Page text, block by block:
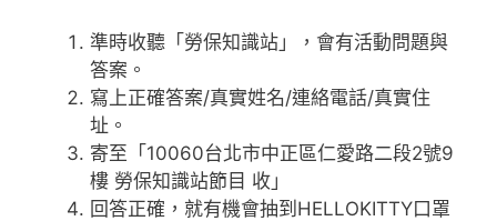
準時收聽「勞保知識站」，會有活動問題與
答案。
寫上正確答案/真實姓名/連絡電話/真實住
址。
寄至「10060台北市中正區仁愛路二段2號9
樓 勞保知識站節目 收」
回答正確，就有機會抽到HELLOKITTY口罩